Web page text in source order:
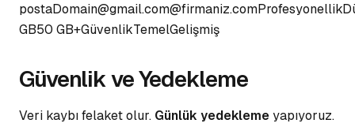
GB50 GB+GüvenlikTemelGelişmiş
Güvenlik ve Yedekleme
Veri kaybı felaket olur. Günlük yedeklemeyapıyoruz.